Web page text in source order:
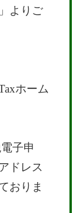
よりご
ホーム
子申
ドレス
おりま